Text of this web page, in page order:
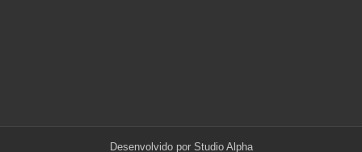
Desenvolvido por Studio Alpha